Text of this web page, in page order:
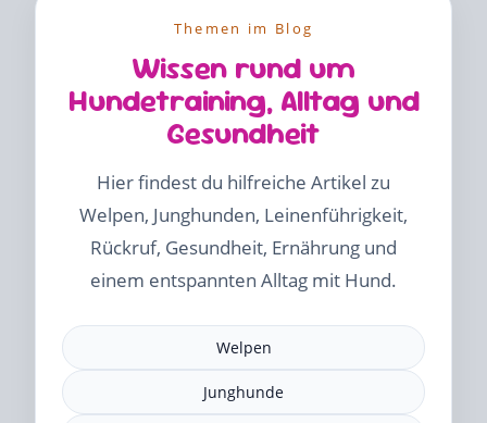
Themen im Blog
Wissen rund um
Hundetraining, Alltag und
Gesundheit
Hier findest du hilfreiche Artikel zu
Welpen, Junghunden, Leinenführigkeit,
Rückruf, Gesundheit, Ernährung und
einem entspannten Alltag mit Hund.
Welpen
Junghunde